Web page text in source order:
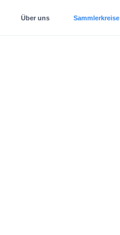
Über uns Sammlerkreise